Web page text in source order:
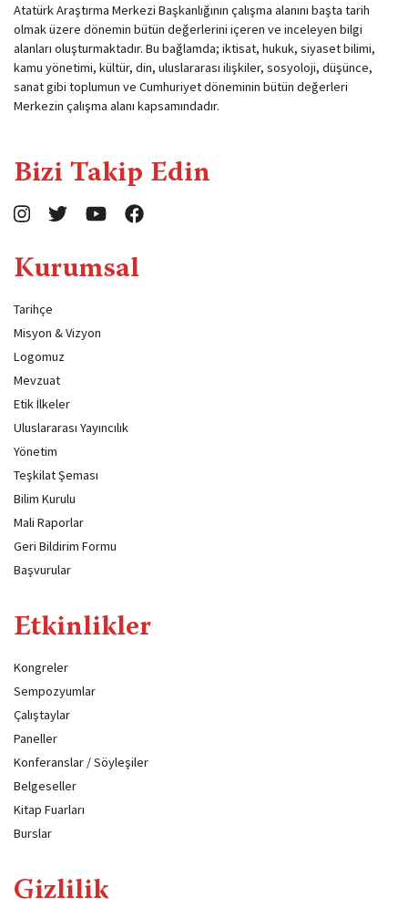
Atatürk Araştırma Merkezi Başkanlığının çalışma alanını başta tarih
olmak üzere dönemin bütün değerlerini içeren ve inceleyen bilgi
alanları oluşturmaktadır. Bu bağlamda; iktisat, hukuk, siyaset bilimi,
kamu yönetimi, kültür, din, uluslararası ilişkiler, sosyoloji, düşünce,
sanat gibi toplumun ve Cumhuriyet döneminin bütün değerleri
Merkezin çalışma alanı kapsamındadır.
Bizi Takip Edin
Kurumsal
Tarihçe
Misyon & Vizyon
Logomuz
Mevzuat
Etik İlkeler
Uluslararası Yayıncılık
Yönetim
Teşkilat Şeması
Bilim Kurulu
Mali Raporlar
Geri Bildirim Formu
Başvurular
Etkinlikler
Kongreler
Sempozyumlar
Çalıştaylar
Paneller
Konferanslar / Söyleşiler
Belgeseller
Kitap Fuarları
Burslar
Gizlilik